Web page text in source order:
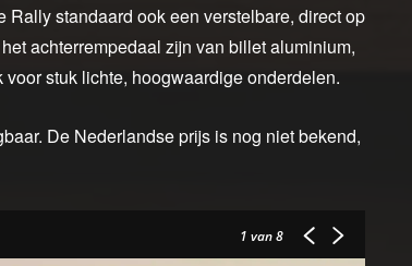
Rally standaard ook een verstelbare, direct op
achterrempedaal zijn van billet aluminium,
stuk lichte, hoogwaardige onderdelen.
De Nederlandse prijs is nog niet bekend,
1 van 8